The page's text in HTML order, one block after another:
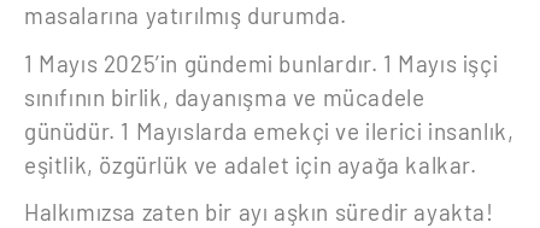
masalarına yatırılmış durumda.
1 Mayıs 2025’in gündemi bunlardır. 1 Mayıs işçi
sınıfının birlik, dayanışma ve mücadele
günüdür. 1 Mayıslarda emekçi ve ilerici insanlık,
eşitlik, özgürlük ve adalet için ayağa kalkar.
Halkımızsa zaten bir ayı aşkın süredir ayakta!